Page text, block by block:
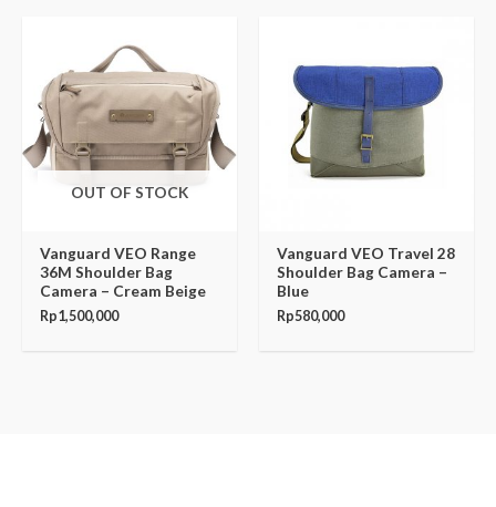
OUT OF STOCK
Vanguard VEO Range
36M Shoulder Bag
Camera – Cream Beige
Rp1,500,000
Vanguard VEO Travel 28
Shoulder Bag Camera –
Blue
Rp580,000